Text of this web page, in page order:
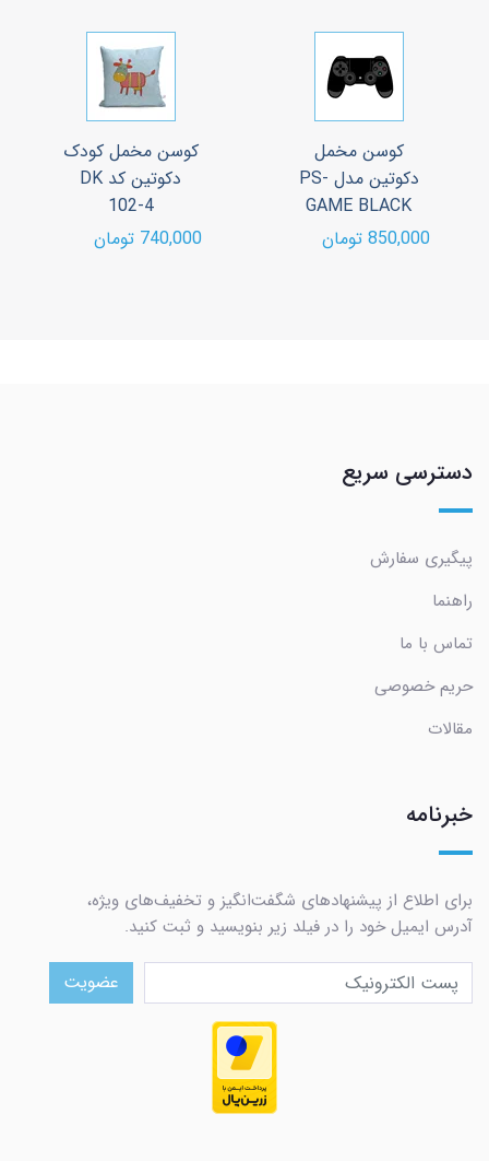
کوسن مخمل
دکوتین مدل PS-
GAME BLACK
850,000 تومان
کوسن مخمل کودک
دکوتین کد DK
102-4
740,000 تومان
دسترسی سریع
پیگیری سفارش
راهنما
تماس با ما
حریم خصوصی
مقالات
خبرنامه
برای اطلاع از پیشنهادهای شگفت‌انگیز و تخفیف‌های ویژه،
آدرس ایمیل خود را در فیلد زیر بنویسید و ثبت کنید.
عضویت